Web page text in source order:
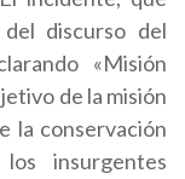
discurso del
«Misión
de la misión
la conservación
insurgentes